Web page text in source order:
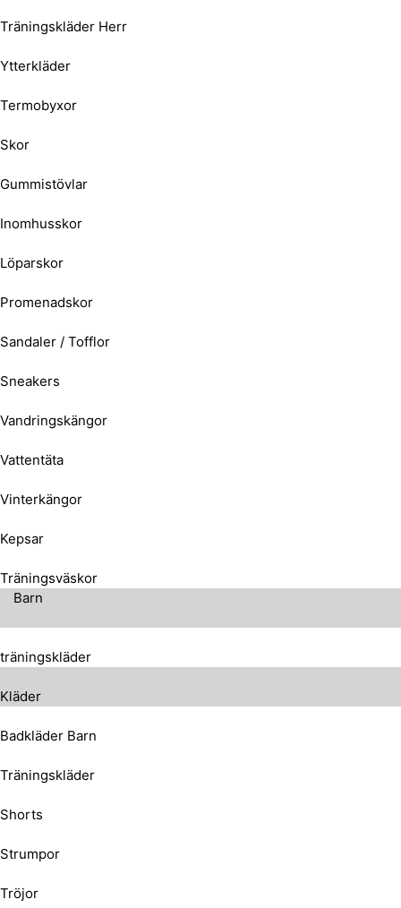
Träningskläder Herr
Ytterkläder
Termobyxor
Skor
Gummistövlar
Inomhusskor
Löparskor
Promenadskor
Sandaler / Tofflor
Sneakers
Vandringskängor
Vattentäta
Vinterkängor
Kepsar
Träningsväskor
Barn
träningskläder
Kläder
Badkläder Barn
Träningskläder
Shorts
Strumpor
Tröjor